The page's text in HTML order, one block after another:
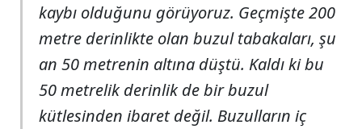
kaybı olduğunu görüyoruz. Geçmişte 200
metre derinlikte olan buzul tabakaları, şu
an 50 metrenin altına düştü. Kaldı ki bu
50 metrelik derinlik de bir buzul
kütlesinden ibaret değil. Buzulların iç